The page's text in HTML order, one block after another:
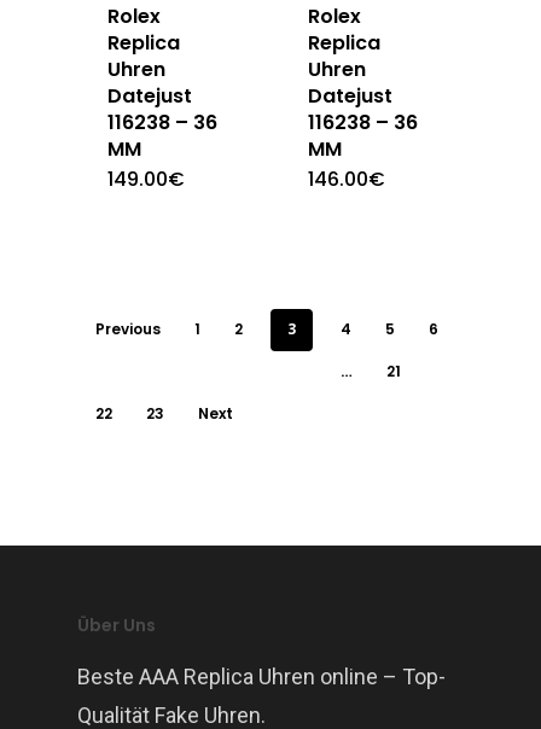
Rolex
Replica
Uhren
Datejust
116238 – 36
MM
149.00€
Rolex
Replica
Uhren
Datejust
116238 – 36
MM
146.00€
Previous 1 2 3 4 5 6
… 21
22 23 Next
Über Uns
Beste AAA Replica Uhren online – Top-
Qualität Fake Uhren.